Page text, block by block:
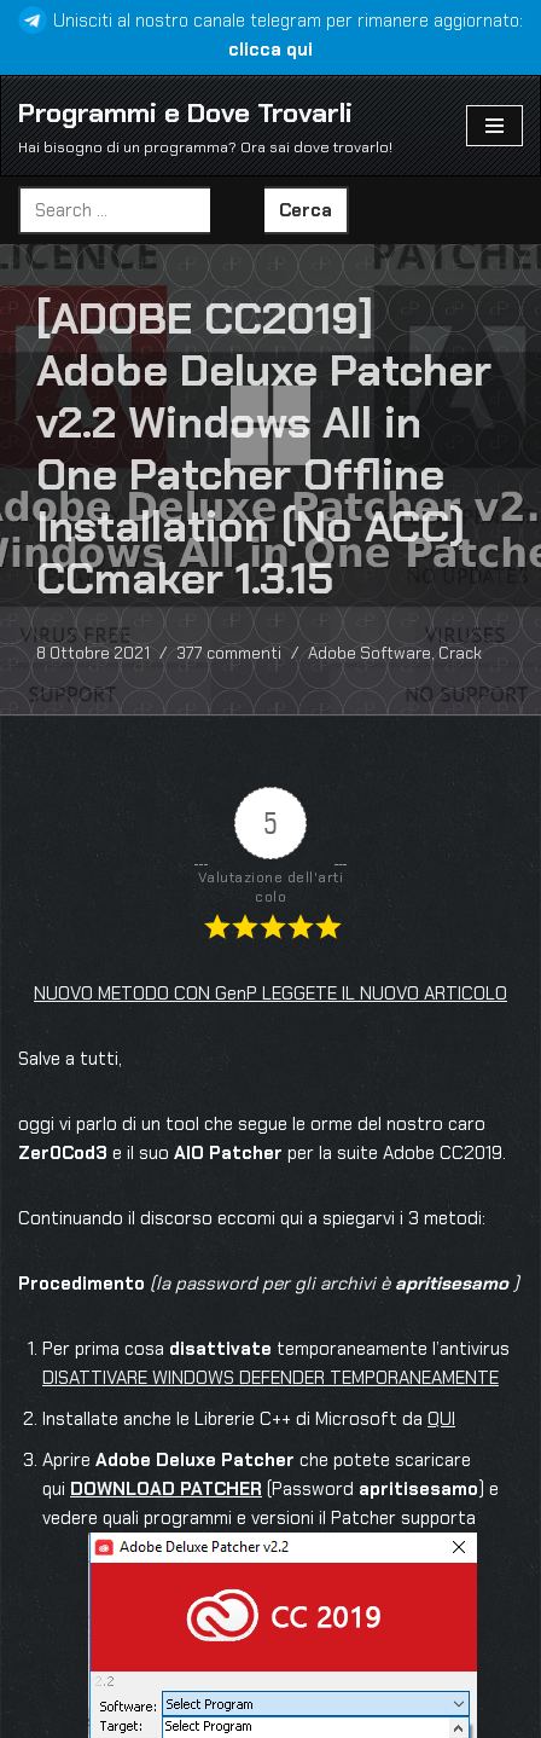
al
contenuto
Unisciti al nostro canale telegram per rimanere aggiornato:
clicca qui
Programmi e Dove Trovarli
Hai bisogno di un programma? Ora sai dove trovarlo!
Cerca
[ADOBE CC2019]
Adobe Deluxe Patcher
v2.2 Windows All in
One Patcher Offline
Installation (No ACC)
CCmaker 1.3.15
8 Ottobre 2021 377 commenti Adobe Software,Crack
5
Valutazione dell'arti
colo
NUOVO METODO CON GenP LEGGETE IL NUOVO ARTICOLO
Salve a tutti,
oggi vi parlo di un tool che segue le orme del nostro caro
Zer0Cod3 e il suo AIO Patcher per la suite Adobe CC2019.
Continuando il discorso eccomi qui a spiegarvi i 3 metodi:
Procedimento (la password per gli archivi è apritisesamo)
Per prima cosa disattivate temporaneamente l’antivirus
DISATTIVARE WINDOWS DEFENDER TEMPORANEAMENTE
Installate anche le Librerie C++ di Microsoft da QUI
Aprire Adobe Deluxe Patcher che potete scaricare
qui DOWNLOAD PATCHER (Password apritisesamo) e
vedere quali programmi e versioni il Patcher supporta